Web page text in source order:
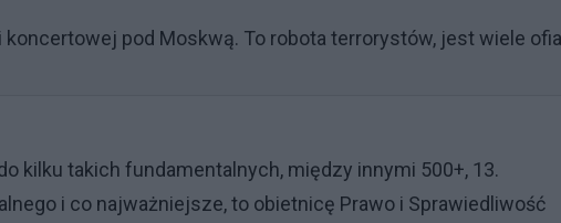
koncertowej pod Moskwą. To robota terrorystów, jest wiele
kilku takich fundamentalnych, między innymi 500+, 13.
i co najważniejsze, to obietnicę Prawo i Sprawiedliwość